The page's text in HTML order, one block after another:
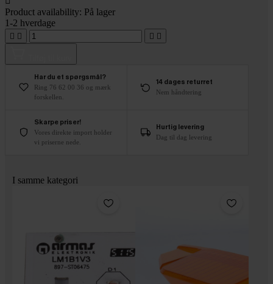
Product availability: På lager
1-2 hverdage
   
Har du et spørgsmål?
Ring 76 62 00 36 og mærk
forskellen.
14 dages returret
Nem håndtering
Skarpe priser!
Vores direkte import holder
vi priserne nede.
Hurtig levering
Dag til dag levering
I samme kategori